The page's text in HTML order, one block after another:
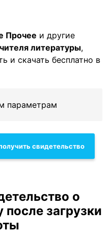
Прочее и другие
литературы,
и скачать бесплатно в
параметрам
свидетельство
о
после загрузки